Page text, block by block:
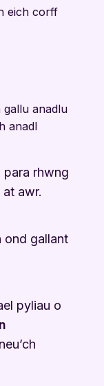
eich corff
gallu anadlu
anadl
para rhwng
awr.
ond gallant
pyliau o